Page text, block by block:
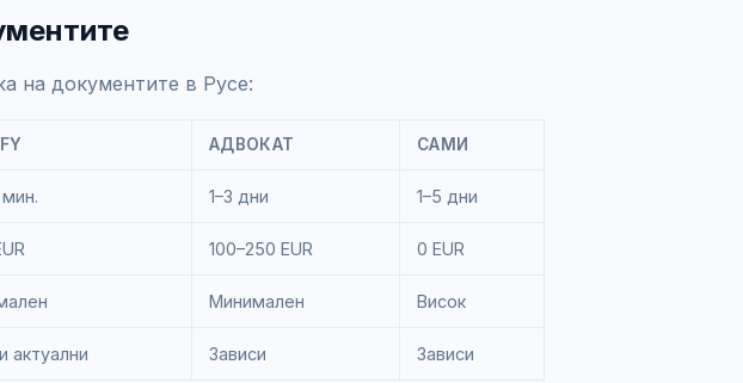
на документите в Русе:
АДВОКАТ САМИ
мин. 1–3 дни 1–5 дни
100–250 EUR 0 EUR
Минимален Висок
актуални Зависи Зависи